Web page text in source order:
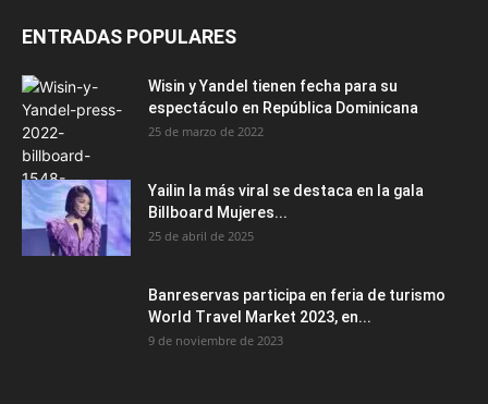
ENTRADAS POPULARES
Wisin y Yandel tienen fecha para su
espectáculo en República Dominicana
25 de marzo de 2022
Yailin la más viral se destaca en la gala
Billboard Mujeres...
25 de abril de 2025
Banreservas participa en feria de turismo
World Travel Market 2023, en...
9 de noviembre de 2023